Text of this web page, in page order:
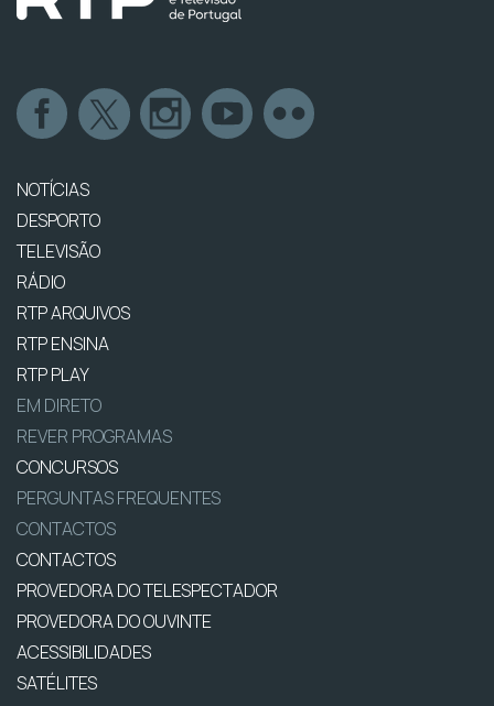
NOTÍCIAS
DESPORTO
TELEVISÃO
RÁDIO
RTP ARQUIVOS
RTP ENSINA
RTP PLAY
EM DIRETO
REVER PROGRAMAS
CONCURSOS
PERGUNTAS FREQUENTES
CONTACTOS
CONTACTOS
PROVEDORA DO TELESPECTADOR
PROVEDORA DO OUVINTE
ACESSIBILIDADES
SATÉLITES